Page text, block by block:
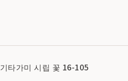
기타가미 시립 꽃 16-105